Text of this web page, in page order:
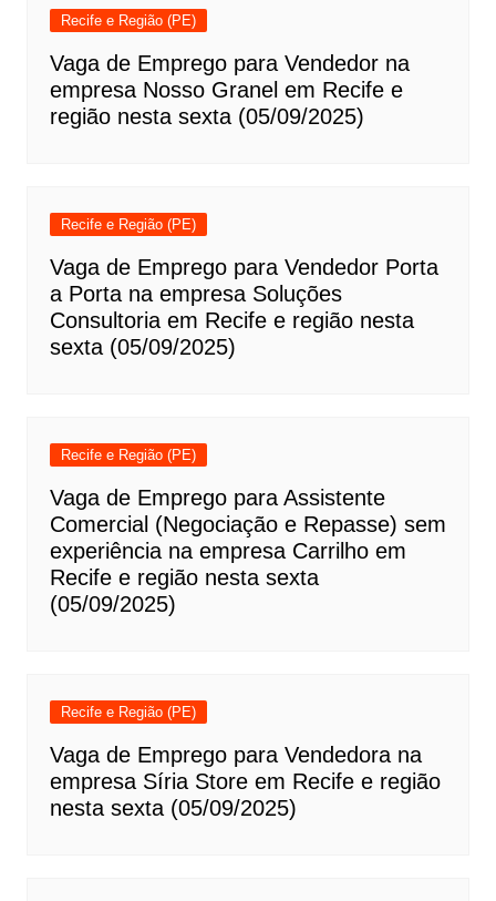
Recife e Região (PE)
Vaga de Emprego para Vendedor na
empresa Nosso Granel em Recife e
região nesta sexta (05/09/2025)
Recife e Região (PE)
Vaga de Emprego para Vendedor Porta
a Porta na empresa Soluções
Consultoria em Recife e região nesta
sexta (05/09/2025)
Recife e Região (PE)
Vaga de Emprego para Assistente
Comercial (Negociação e Repasse) sem
experiência na empresa Carrilho em
Recife e região nesta sexta
(05/09/2025)
Recife e Região (PE)
Vaga de Emprego para Vendedora na
empresa Síria Store em Recife e região
nesta sexta (05/09/2025)